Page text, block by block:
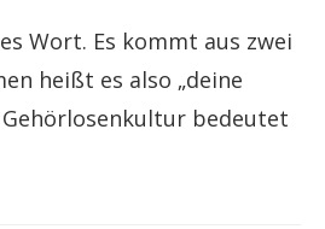
Wort. Es kommt aus zwei
heißt es also „deine
Gehörlosenkultur bedeutet